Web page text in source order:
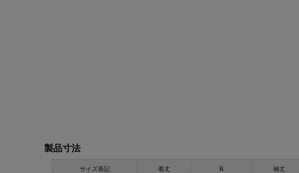
製品寸法
サイズ表記 着丈 B 袖丈